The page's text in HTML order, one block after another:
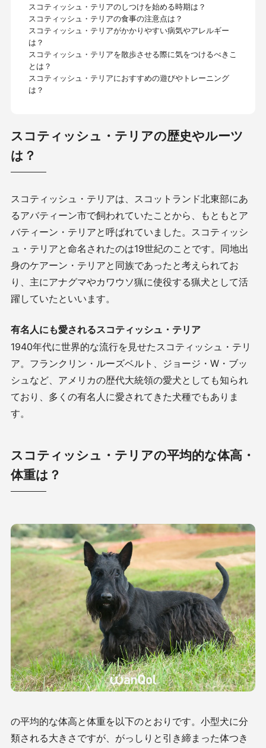
スコティッシュ・テリアのしつけを始める時期は？
スコティッシュ・テリアの食事の注意点は？
スコティッシュ・テリアがかかりやすい病気やアレルギー
は？
スコティッシュ・テリアを散歩させる際に気をつけるべきこ
とは？
スコティッシュ・テリアにおすすめの遊びやトレーニング
は？
スコティッシュ・テリアの歴史やルーツ
は？
スコティッシュ・テリアは、スコットランド北東部にあ
るアバティーン市で飼われていたことから、もともとア
バティーン・テリアと呼ばれていました。スコティッシ
ュ・テリアと命名されたのは19世紀のことです。同地出
身のケアーン・テリアと同族であったと考えられてお
り、主にアナグマやカワウソ猟に使役する猟犬として活
躍していたといいます。
有名人にも愛されるスコティッシュ・テリア
1940年代に世界的な流行を見せたスコティッシュ・テリ
ア。フランクリン・ルーズベルト、ジョージ・ W ・ブッ
シュなど、アメリカの歴代大統領の愛犬としても知られ
ており、多くの有名人に愛されてきた犬種でもありま
す。
スコティッシュ・テリアの平均的な体高・
体重は？
の平均的な体高と体重を以下のとおりです。小型犬に分
類される大きさですが、がっしりと引き締まった体つき